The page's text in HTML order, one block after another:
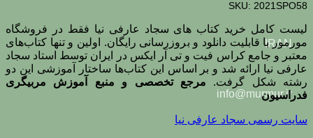
IRAN
info@murmur.ir
SKU: 2021SPO58
لیست کامل خرید کتاب های سجاد عارفی نیا فقط در فروشگاه
مورمور با قابلیت دانلود و بروزرسانی رایگان. اولین و تنها کتاب‌های
معتبر و جامع کراس فیت و تی آر ایکس در ایران توسط استاد سجاد
عارفی نیا ارائه شد و بر اساس این کتاب‌ها ساختار آموزشی این دو
رشته شکل گرفت. مرجع تخصصی و منبع آموزش مربیگری
فدراسیون
سایت رسمی سجاد عارفی نیا